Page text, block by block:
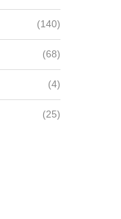
Het liefdesleven van Rik
(140)
(68)
(4)
(25)